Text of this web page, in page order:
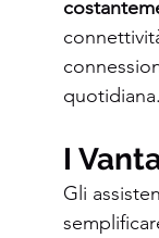
quotidiana.
I
Gli